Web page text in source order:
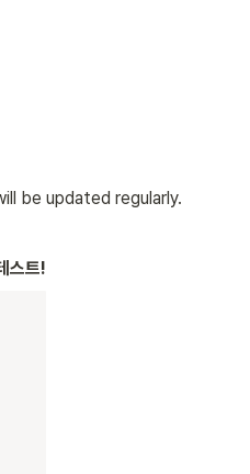
be updated regularly.
스트!